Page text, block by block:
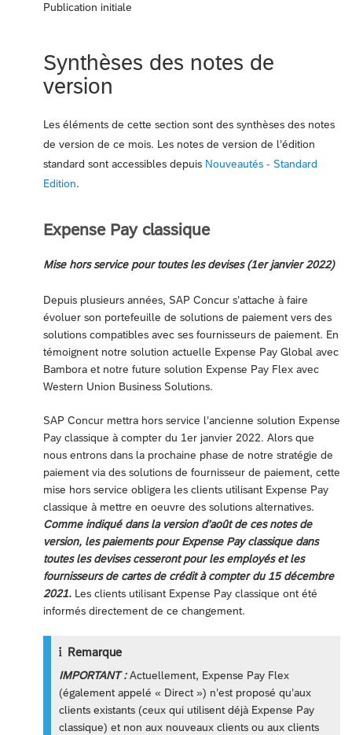
Publication initiale
Synthèses des notes de
version
Les éléments de cette section sont des synthèses des notes
de version de ce mois. Les notes de version de l’édition
standard sont accessibles depuis Nouveautés - Standard
Edition.
Expense Pay classique
Mise hors service pour toutes les devises (1er janvier 2022)
Depuis plusieurs années, SAP Concur s’attache à faire
évoluer son portefeuille de solutions de paiement vers des
solutions compatibles avec ses fournisseurs de paiement. En
témoignent notre solution actuelle Expense Pay Global avec
Bambora et notre future solution Expense Pay Flex avec
Western Union Business Solutions.
SAP Concur mettra hors service l’ancienne solution Expense
Pay classique à compter du 1er janvier 2022. Alors que
nous entrons dans la prochaine phase de notre stratégie de
paiement via des solutions de fournisseur de paiement, cette
mise hors service obligera les clients utilisant Expense Pay
classique à mettre en oeuvre des solutions alternatives.
Comme indiqué dans la version d’août de ces notes de
version, les paiements pour Expense Pay classique dans
toutes les devises cesseront pour les employés et les
fournisseurs de cartes de crédit à compter du 15 décembre
2021. Les clients utilisant Expense Pay classique ont été
informés directement de ce changement.
Remarque
IMPORTANT :Actuellement, Expense Pay Flex
(également appelé « Direct ») n’est proposé qu’aux
clients existants (ceux qui utilisent déjà Expense Pay
classique) et non aux nouveaux clients ou aux clients